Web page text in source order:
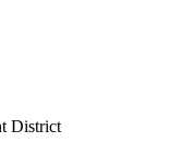
District